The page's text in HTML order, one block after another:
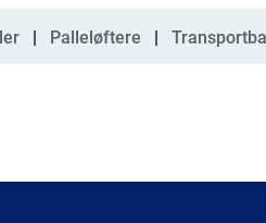
Palleløftere